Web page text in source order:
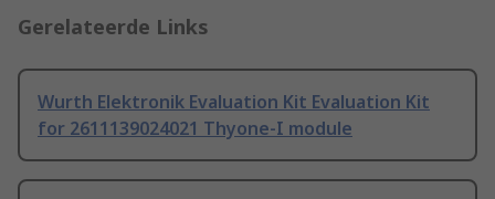
Gerelateerde Links
Wurth Elektronik Evaluation Kit Evaluation Kit
for 2611139024021 Thyone-I module